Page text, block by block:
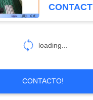
CONTACT
loading...
CONTACTO!